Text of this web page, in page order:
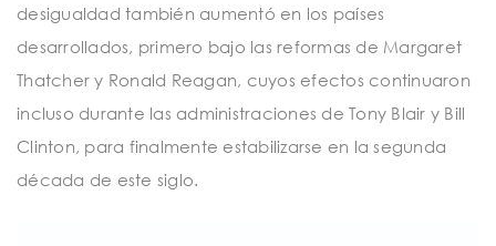
desigualdad también aumentó en los países
desarrollados, primero bajo las reformas de Margaret
Thatcher y Ronald Reagan, cuyos efectos continuaron
incluso durante las administraciones de Tony Blair y Bill
Clinton, para finalmente estabilizarse en la segunda
década de este siglo.